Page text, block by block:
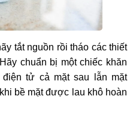
tắt nguồn rồi tháo các thiết
chuẩn bị một chiếc khăn
tử cả mặt sau lẫn mặt
bề mặt được lau khô hoàn